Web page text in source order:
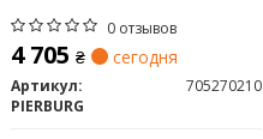
0 отзывов
4 705 ₴ сегодня
Артикул:
705270210
PIERBURG